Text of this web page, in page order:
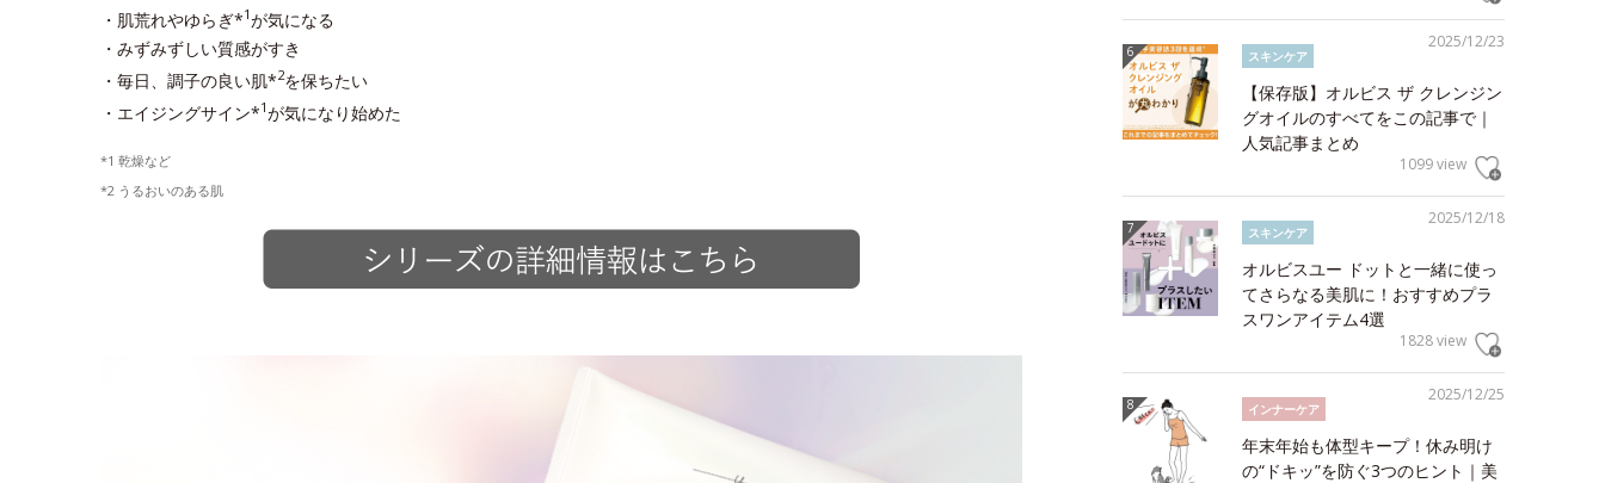
・肌荒れやゆらぎ*1が気になる
・みずみずしい質感がすき
・毎日、調子の良い肌*2を保ちたい
・エイジングサイン*1が気になり始めた
*1 乾燥など
*2 うるおいのある肌
2025/12/23
スキンケア
【保存版】オルビス ザ クレンジン
グオイルのすべてをこの記事で｜
人気記事まとめ
1099 view
2025/12/18
スキンケア
オルビスユー ドットと一緒に使っ
てさらなる美肌に！おすすめプラ
スワンアイテム4選
1828 view
2025/12/25
インナーケア
年末年始も体型キープ！休み明け
の“ドキッ”を防ぐ3つのヒント｜美